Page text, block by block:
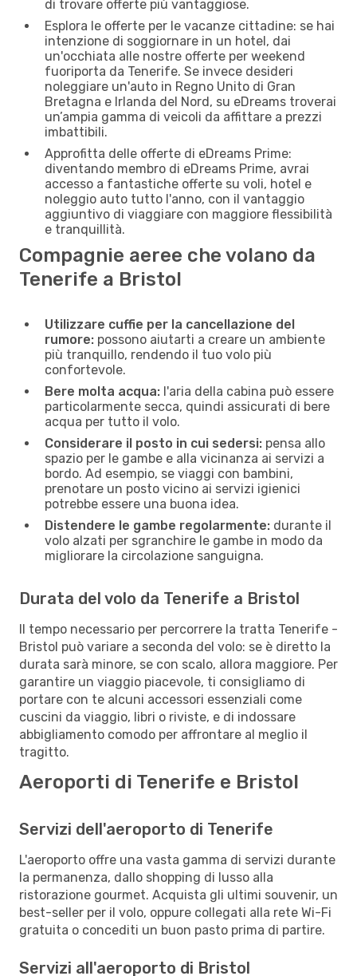
di trovare offerte più vantaggiose.
Esplora le offerte per le vacanze cittadine: se hai
intenzione di soggiornare in un hotel, dai
un'occhiata alle nostre offerte per weekend
fuoriporta da Tenerife. Se invece desideri
noleggiare un'auto in Regno Unito di Gran
Bretagna e Irlanda del Nord, su eDreams troverai
un’ampia gamma di veicoli da affittare a prezzi
imbattibili.
Approfitta delle offerte di eDreams Prime:
diventando membro di eDreams Prime, avrai
accesso a fantastiche offerte su voli, hotel e
noleggio auto tutto l'anno, con il vantaggio
aggiuntivo di viaggiare con maggiore flessibilità
e tranquillità.
Compagnie aeree che volano da
Tenerife a Bristol
Utilizzare cuffie per la cancellazione del
rumore: possono aiutarti a creare un ambiente
più tranquillo, rendendo il tuo volo più
confortevole.
Bere molta acqua: l'aria della cabina può essere
particolarmente secca, quindi assicurati di bere
acqua per tutto il volo.
Considerare il posto in cui sedersi: pensa allo
spazio per le gambe e alla vicinanza ai servizi a
bordo. Ad esempio, se viaggi con bambini,
prenotare un posto vicino ai servizi igienici
potrebbe essere una buona idea.
Distendere le gambe regolarmente: durante il
volo alzati per sgranchire le gambe in modo da
migliorare la circolazione sanguigna.
Durata del volo da Tenerife a Bristol
Il tempo necessario per percorrere la tratta Tenerife -
Bristol può variare a seconda del volo: se è diretto la
durata sarà minore, se con scalo, allora maggiore. Per
garantire un viaggio piacevole, ti consigliamo di
portare con te alcuni accessori essenziali come
cuscini da viaggio, libri o riviste, e di indossare
abbigliamento comodo per affrontare al meglio il
tragitto.
Aeroporti di Tenerife e Bristol
Servizi dell'aeroporto di Tenerife
L'aeroporto offre una vasta gamma di servizi durante
la permanenza, dallo shopping di lusso alla
ristorazione gourmet. Acquista gli ultimi souvenir, un
best-seller per il volo, oppure collegati alla rete Wi-Fi
gratuita o concediti un buon pasto prima di partire.
Servizi all'aeroporto di Bristol